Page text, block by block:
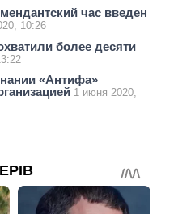
час введен
10:26
более десяти
«Антифа»
1 июня 2020,